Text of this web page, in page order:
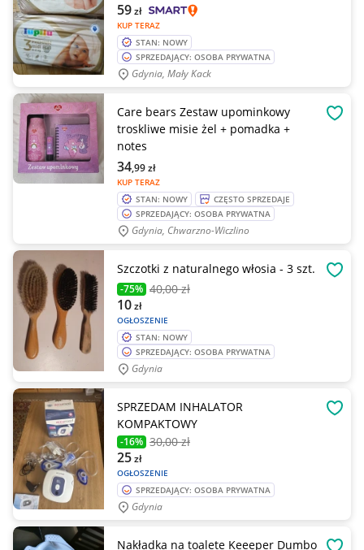
KUP TERAZ
59zł
STAN: NOWY
SPRZEDAJĄCY: OSOBA PRYWATNA
Gdynia, Mały Kack
Care bears Zestaw upominkowy
troskliwe misie żel + pomadka +
notes
KUP TERAZ
34,99zł
STAN: NOWY
CZĘSTO SPRZEDAJE
SPRZEDAJĄCY: OSOBA PRYWATNA
Gdynia, Chwarzno-Wiczlino
Szczotki z naturalnego włosia - 3 szt.
-75% 40,00 zł
OGŁOSZENIE
10zł
STAN: NOWY
SPRZEDAJĄCY: OSOBA PRYWATNA
Gdynia
SPRZEDAM INHALATOR
KOMPAKTOWY
-16% 30,00 zł
OGŁOSZENIE
25zł
SPRZEDAJĄCY: OSOBA PRYWATNA
Gdynia
Nakładka na toalete Keeeper Dumbo